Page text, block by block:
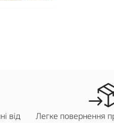
від
Легке повернення